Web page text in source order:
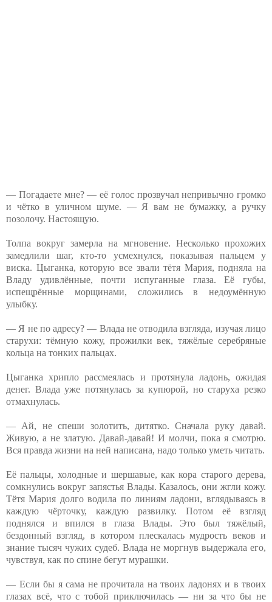
— Погадаете мне? — её голос прозвучал непривычно громко
и чётко в уличном шуме. — Я вам не бумажку, а ручку
позолочу. Настоящую.
Толпа вокруг замерла на мгновение. Несколько прохожих
замедлили шаг, кто-то усмехнулся, показывая пальцем у
виска. Цыганка, которую все звали тётя Мария, подняла на
Владу удивлённые, почти испуганные глаза. Её губы,
испещрённые морщинами, сложились в недоумённую
улыбку.
— Я не по адресу? — Влада не отводила взгляда, изучая лицо
старухи: тёмную кожу, прожилки век, тяжёлые серебряные
кольца на тонких пальцах.
Цыганка хрипло рассмеялась и протянула ладонь, ожидая
денег. Влада уже потянулась за купюрой, но старуха резко
отмахнулась.
— Ай, не спеши золотить, дитятко. Сначала руку давай.
Живую, а не златую. Давай-давай! И молчи, пока я смотрю.
Вся правда жизни на ней написана, надо только уметь читать.
Её пальцы, холодные и шершавые, как кора старого дерева,
сомкнулись вокруг запястья Влады. Казалось, они жгли кожу.
Тётя Мария долго водила по линиям ладони, вглядываясь в
каждую чёрточку, каждую развилку. Потом её взгляд
поднялся и впился в глаза Влады. Это был тяжёлый,
бездонный взгляд, в котором плескалась мудрость веков и
знание тысяч чужих судеб. Влада не моргнув выдержала его,
чувствуя, как по спине бегут мурашки.
— Если бы я сама не прочитала на твоих ладонях и в твоих
глазах всё, что с тобой приключилась — ни за что бы не